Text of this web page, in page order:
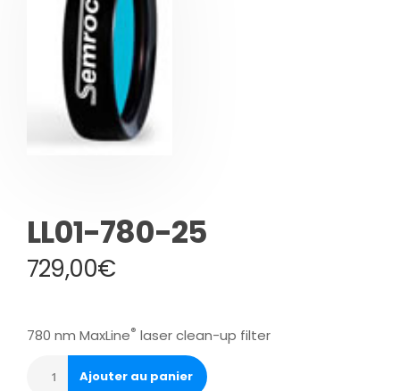
LL01-780-25
729,00€
780 nm MaxLine® laser clean-up filter
Ajouter au panier